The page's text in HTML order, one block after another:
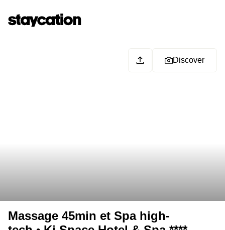
Discover
Massage 45min et Spa high-